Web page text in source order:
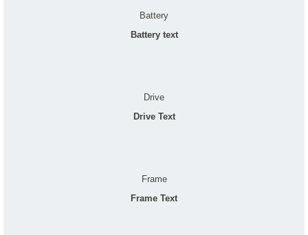
Battery
Battery text
Drive
Drive Text
Frame
Frame Text